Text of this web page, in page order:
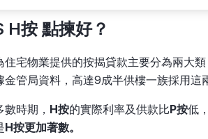
H按 點揀好？
住宅物業提供的按揭貸款主要分為兩大類
金管局資料，高達9成半供樓一族採用這
時期， H按的實際利率及供款比P按低
H按更加著數。